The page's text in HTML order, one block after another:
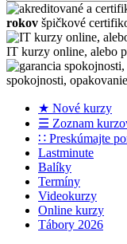
rokov špičkové
IT kurzy online, alebo
spokojnosti,
★ Nové kurzy
☰ Zoznam
∷ Preskúmajte
Lastminute
Balíky
Termíny
Videokurzy
Online kurzy
Tábory 2026